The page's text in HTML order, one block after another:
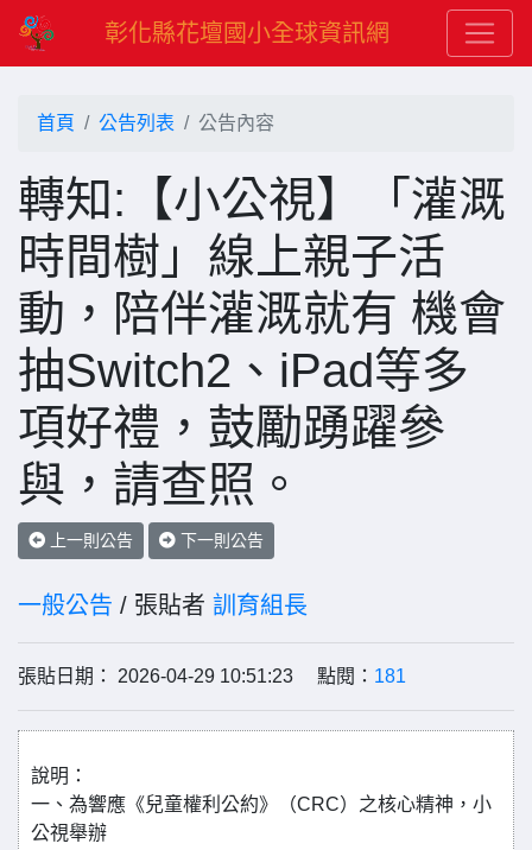
彰化縣花壇國小全球資訊網
首頁 公告列表 公告內容
轉知:【小公視】「灌溉
時間樹」線上親子活
動，陪伴灌溉就有 機會
抽Switch2、iPad等多
項好禮，鼓勵踴躍參
與，請查照。
上一則公告 下一則公告
一般公告 / 張貼者 訓育組長
張貼日期： 2026-04-29 10:51:23 點閱： 181
說明：
一、為響應《兒童權利公約》（CRC）之核心精神，小
公視舉辦